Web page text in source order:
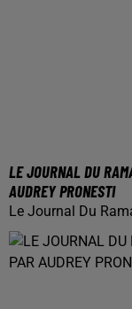
LE JOURNAL DU
AUDREY PRONESTI
Le Journal Du